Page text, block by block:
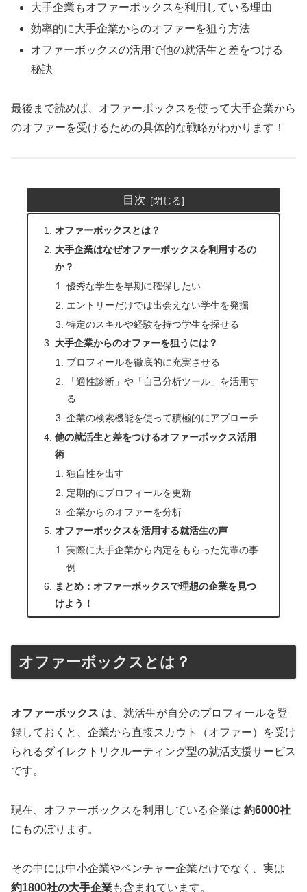
大手企業もオファーボックスを利用している理由
効率的に大手企業からのオファーを狙う方法
オファーボックスの活用で他の就活生と差をつける
秘訣
最後まで読めば、オファーボックスを使って大手企業から
のオファーを受けるための具体的な戦略がわかります！
目次
オファーボックスとは？
大手企業はなぜオファーボックスを利用するの
か？
優秀な学生を早期に確保したい
エントリーだけでは出会えない学生を発掘
特定のスキルや経験を持つ学生を探せる
大手企業からのオファーを狙うには？
プロフィールを徹底的に充実させる
「適性診断」や「自己分析ツール」を活用す
る
企業の検索機能を使って積極的にアプローチ
他の就活生と差をつけるオファーボックス活用
術
独自性を出す
定期的にプロフィールを更新
企業からのオファーを分析
オファーボックスを活用する就活生の声
実際に大手企業から内定をもらった先輩の事
例
まとめ：オファーボックスで理想の企業を見つ
けよう！
オファーボックスとは？
オファーボックス は、就活生が自分のプロフィールを登
録しておくと、企業から直接スカウト（オファー）を受け
られるダイレクトリクルーティング型の就活支援サービス
です。
現在、オファーボックスを利用している企業は 約6000社
にものぼります。
その中には中小企業やベンチャー企業だけでなく、実は
約1800社の大手企業も含まれています。